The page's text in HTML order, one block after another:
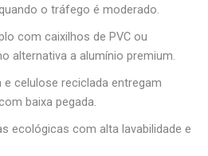
o tráfego é moderado.
com caixilhos de PVC ou
alternativa a alumínio premium.
celulose reciclada entregam
baixa pegada.
ecológicas com alta lavabilidade e